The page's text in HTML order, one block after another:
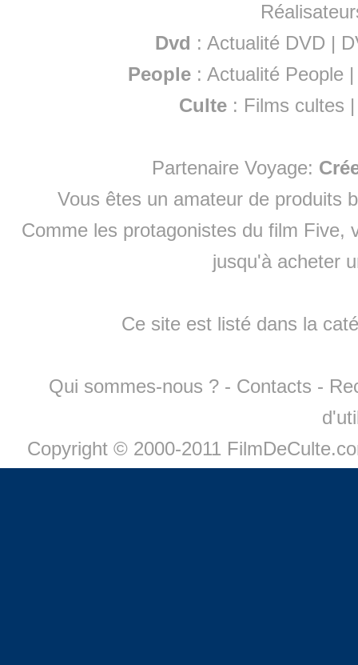
Dvd : Actualité DVD |
People :Actualité People
Culte : Films cultes
Partenaire Voyage:
Vous êtes un amateur de produits
Comme les protagonistes du film Five,
jusqu'à acheter
Ce site est listé dans la
Qui sommes-nous ? - Contacts -
Copyright © 2000-2011